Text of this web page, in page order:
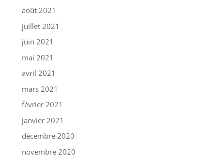
août 2021
juillet 2021
juin 2021
mai 2021
avril 2021
mars 2021
février 2021
janvier 2021
décembre 2020
novembre 2020